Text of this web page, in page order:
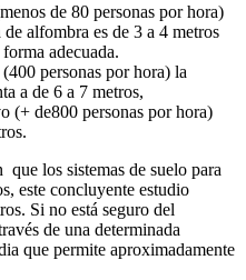
de 80 personas por hora)
alfombra es de 3 a 4 metros
adecuada.
personas por hora) la
a de 6 a 7 metros,
(+ de800 personas por hora)
los sistemas de suelo para
este concluyente estudio
Si no está seguro del
de una determinada
que permite aproximadamente